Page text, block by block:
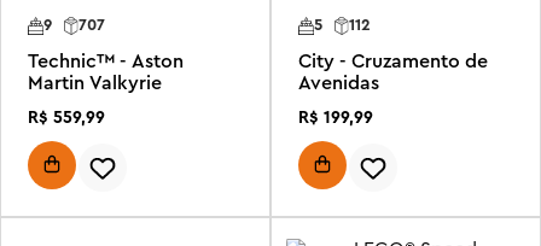
707
9
Technic™ - Aston
Martin Valkyrie
R$ 559,99
5 112
City - Cruzamento de
Avenidas
R$ 199,99